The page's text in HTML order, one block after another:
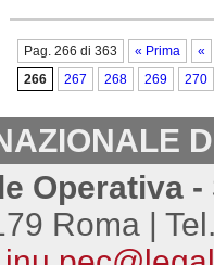
Pag. 266 di 363 « Prima
«
266
267 268 269 270
Operativa
Roma |